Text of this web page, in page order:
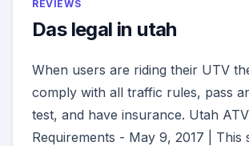
REVIEWS
Das legal in utah
When users are riding their UTV
comply with all traffic rules, pass
test, and have insurance. Utah
Requirements - May 9, 2017 | This